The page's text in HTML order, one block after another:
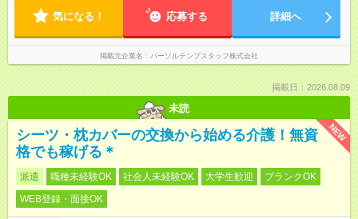
気になる！ 応募する 詳細へ
掲載元企業名 パーソルテンプスタッフ株式会社
掲載日：2026.08.09
未読
NEW
シーツ・枕カバーの交換から始める介護！無資
格でも稼げる＊
派遣 職種未経験OK 社会人未経験OK 大学生歓迎
ブランクOK
WEB登録・面接OK